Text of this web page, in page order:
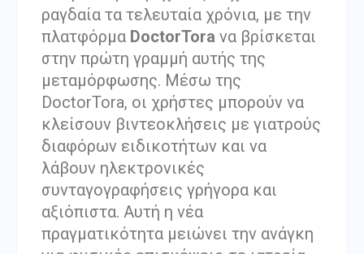
ραγδαία τα τελευταία χρόνια, με την
πλατφόρμα DoctorTora να βρίσκεται
στην πρώτη γραμμή αυτής της
μεταμόρφωσης. Μέσω της
DoctorTora, οι χρήστες μπορούν να
κλείσουν βιντεοκλήσεις με γιατρούς
διαφόρων ειδικοτήτων και να
λάβουν ηλεκτρονικές
συνταγογραφήσεις γρήγορα και
αξιόπιστα. Αυτή η νέα
πραγματικότητα μειώνει την ανάγκη